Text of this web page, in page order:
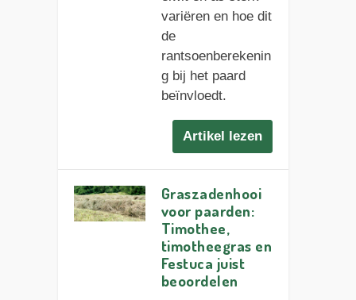
variëren en hoe dit
de
rantsoenberekenin
g bij het paard
beïnvloedt.
Artikel lezen
Graszadenhooi
voor paarden:
Timothee,
timotheegras en
Festuca juist
beoordelen